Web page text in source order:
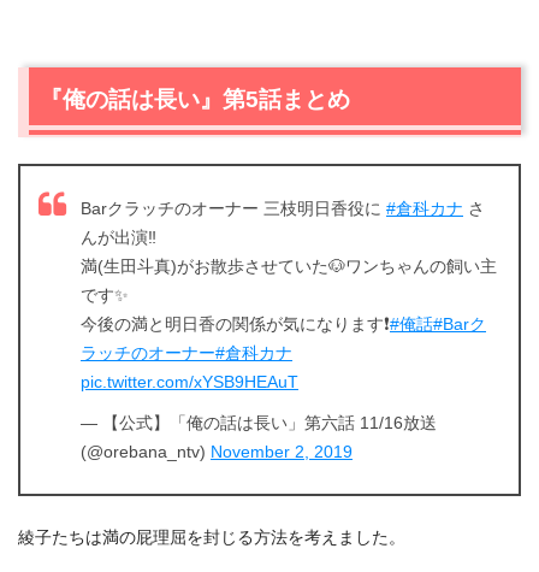
『俺の話は長い』第5話まとめ
Barクラッチのオーナー 三枝明日香役に #倉科カナ さ
んが出演‼️
満(生田斗真)がお散歩させていた🐶ワンちゃんの飼い主
です✨
今後の満と明日香の関係が気になります❗️#俺話#Barク
ラッチのオーナー#倉科カナ
pic.twitter.com/xYSB9HEAuT
— 【公式】「俺の話は長い」第六話 11/16放送
(@orebana_ntv) November 2, 2019
綾子たちは満の屁理屈を封じる方法を考えました。